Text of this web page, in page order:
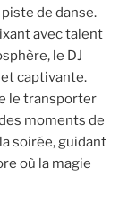
de danse.
avec talent
le DJ
captivante.
le transporter
moments de
soirée, guidant
où la magie